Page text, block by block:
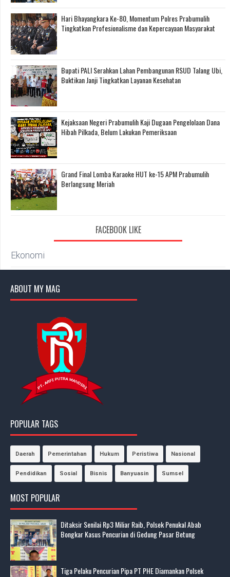
Hari Bhayangkara Ke-80, Momentum Polres Prabumulih
Tingkatkan Profesionalisme dan Kepercayaan Masyarakat
Bupati PALI Serahkan Lahan Pembangunan RSUD Talang Ubi,
Buktikan Janji Tingkatkan Layanan Kesehatan
Kejaksaan Negeri Prabumulih Kaji Dugaan Pengelolaan Dana
Hibah Pilkada, Belum Lakukan Pemeriksaan
Grand Final Lomba Karaoke HUT ke-15 APM Prabumulih
Berlangsung Meriah
FACEBOOK LIKE
Ekonomi
ABOUT MY MAG
POPULAR TAGS
Daerah Pemerintahan Hukum Peristiwa Nasional
Pendidikan Sosial Bisnis Banyuasin Sumsel
MOST POPULAR
Ditaksir Senilai Rp3 Miliar Raib, Polsek Penukal Abab
Bongkar Kasus Pencurian di Gedung Pasar Betung
Tiga Pelaku Pencurian Pipa PT PHE Diamankan Polsek